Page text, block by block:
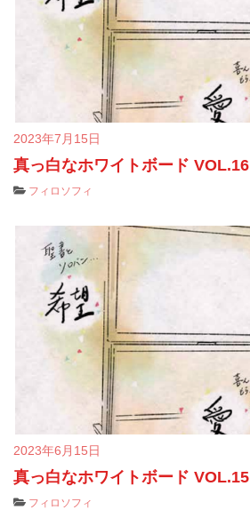
2023年7月15日
真っ白なホワイトボード VOL.16
フィロソフィ
2023年6月15日
真っ白なホワイトボード VOL.15
フィロソフィ